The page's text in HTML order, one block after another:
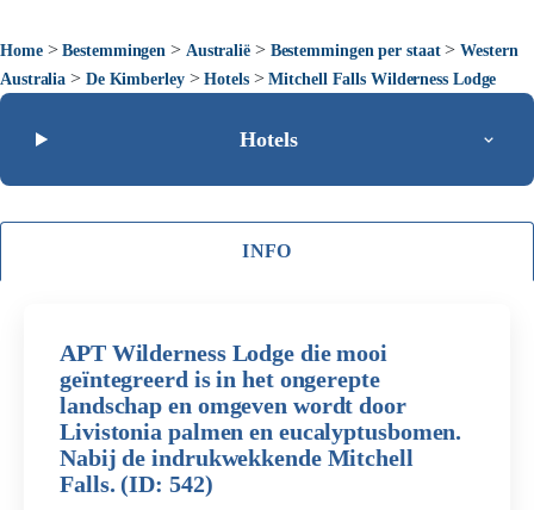
Home>Bestemmingen > Australië> Bestemmingen per staat>Western
Australia > De Kimberley>Hotels>Mitchell Falls Wilderness Lodge
Hotels
INFO
APT Wilderness Lodge die mooi
geïntegreerd is in het ongerepte
landschap en omgeven wordt door
Livistonia palmen en eucalyptusbomen.
Nabij de indrukwekkende Mitchell
Falls. (ID: 542)